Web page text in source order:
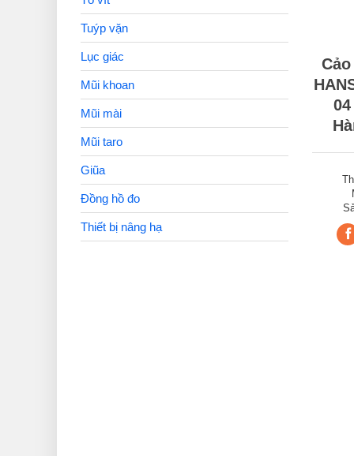
Tuýp vặn
Lục giác
Mũi khoan
Mũi mài
Mũi taro
Giũa
Đồng hồ đo
Thiết bị nâng hạ